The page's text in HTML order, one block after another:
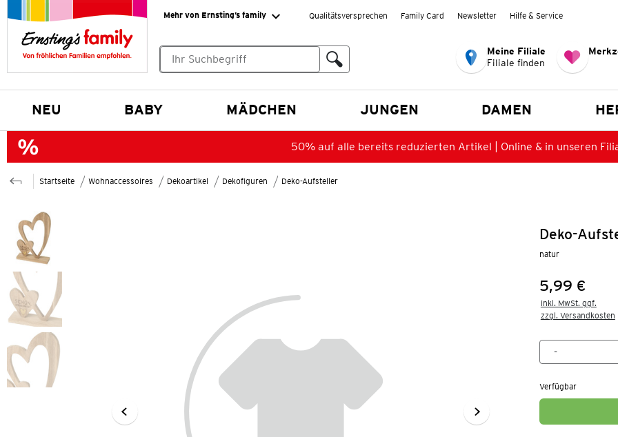
Mehr von Ernsting’s family Qualitätsversprechen Family Card Newsletter Hilfe & Service
Meine Filiale
Filiale finden
NEU BABY MÄDCHEN JUNGEN DAMEN
50% auf alle bereits reduzierten Artikel | Online & in unseren
Startseite Wohnaccessoires Dekoartikel Dekofiguren Deko-Aufsteller
Deko-
natur
Preis:
5,99 €
inkl. MwSt. ggf.
zzgl. Versandkosten
Verfügbar